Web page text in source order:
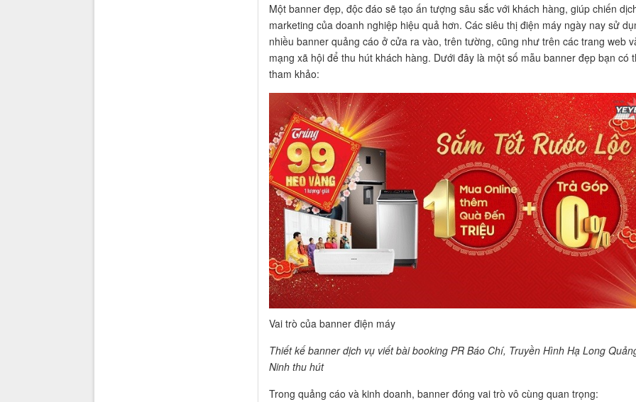
Một banner đẹp, độc đáo sẽ tạo ấn tượng sâu sắc với khách hàng, giúp chiến
marketing của doanh nghiệp hiệu quả hơn. Các siêu thị điện máy ngày nay sử
nhiều banner quảng cáo ở cửa ra vào, trên tường, cũng như trên các trang web
mạng xã hội để thu hút khách hàng. Dưới đây là một số mẫu banner đẹp bạn có
tham khảo:
Vai trò của banner điện máy
Thiết kế banner dịch vụ viết bài booking PR Báo Chí, Truyền Hình Hạ Long
Ninh thu hút
Trong quảng cáo và kinh doanh, banner đóng vai trò vô cùng quan trọng: